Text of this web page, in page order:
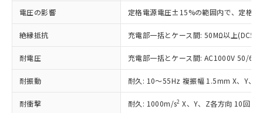
電圧の影響 定格電源電圧±15%の範囲内で、定格
絶縁抵抗 充電部一括とケース間: 50MΩ以上
耐電圧 充電部一括とケース間: AC1000V 50/
耐振動 耐久: 10～55Hz 複振幅 1.5mm X、Y、Z
耐衝撃 耐久: 1000m/s2 X、Y、Z各方向 10回
本サービスは、当社制御機器事業取扱
商品の当社在庫状況および標準価格
(税抜)を提供させていただくもので
当社制御機器事業取扱商品の中には、
ことをご了承ください。
在庫状況および標準価格照会結果は、
記載している更新日時点での社内デー
非含有の対応状況を調査中または確認中の
非該当品：ライセンス料など無形物で、有
害物質有無と関係のない商品です。
仕入先様の事情により、非含有部品として
いたものが、含有品と判明した場合などや
むを得ず変更することがあります。
*EU RoHS指令（10物質）：
※1 中国RoHS○×表
「○」：最大均質材料含有率が中国RoHSの
基準値以下であることを示します。
「×」：最大均質材料含有率が中国RoHSの
基準値を超えていることを示します。
「－」：未確認です。当社販売部門へお問
い合わせください。
為替および外国貿易法に定める商品
（以下｢規制貨物等」という）を輸出